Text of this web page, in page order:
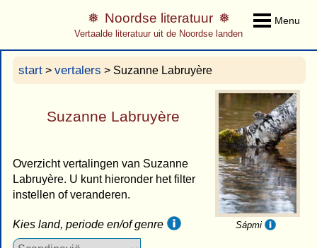
Menu
Noordse literatuur
Vertaalde literatuur uit de Noordse landen
start > vertalers > Suzanne Labruyère
Sápmi
Suzanne Labruyère
Overzicht vertalingen van Suzanne
Labruyère. U kunt hieronder het filter
instellen of veranderen.
Kies land, periode en/of genre